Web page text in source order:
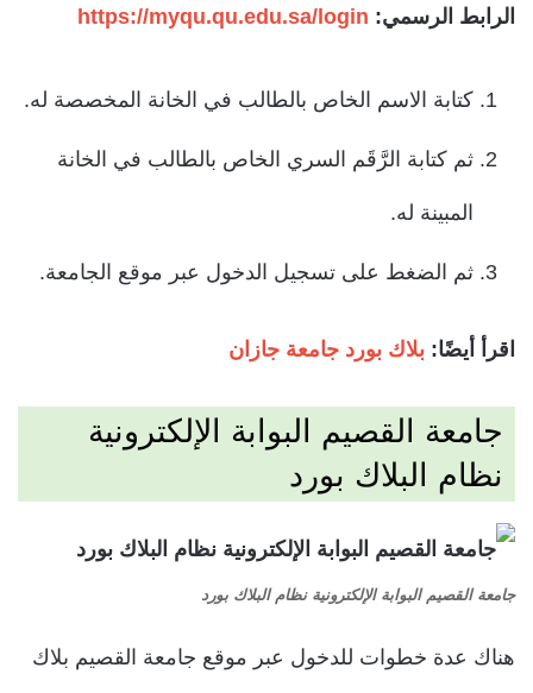
الرابط الرسمي:
https://myqu.qu.edu.sa/login
كتابة الاسم الخاص بالطالب في الخانة المخصصة له.
ثم كتابة الرَّقَم السري الخاص بالطالب في الخانة
المبينة له.
ثم الضغط على تسجيل الدخول عبر موقع الجامعة.
اقرأ أيضًا: بلاك بورد جامعة جازان
جامعة القصيم البوابة الإلكترونية
نظام البلاك بورد
جامعة القصيم البوابة الإلكترونية نظام البلاك بورد
هناك عدة خطوات للدخول عبر موقع جامعة القصيم بلاك